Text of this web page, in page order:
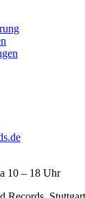
10 – 18 Uhr